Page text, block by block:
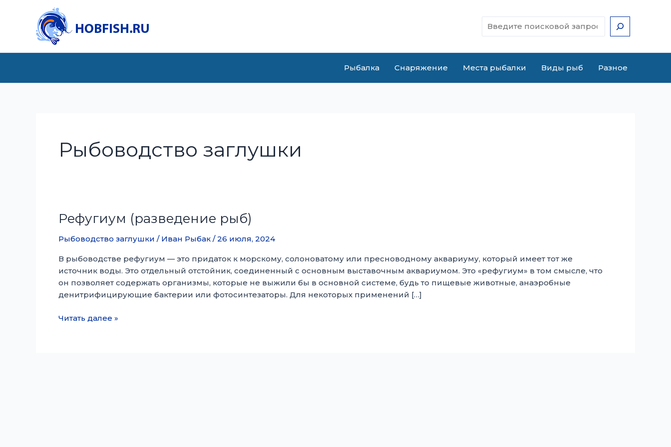
содержимому
Рыбалка Снаряжение Места рыбалки Виды рыб Разное
Рыбоводство заглушки
Рефугиум (разведение рыб)
Рыбоводство заглушки / Иван Рыбак /26 июля, 2024
В рыбоводстве рефугиум — это придаток к морскому, солоноватому или пресноводному аквариуму, который имеет тот же
источник воды. Это отдельный отстойник, соединенный с основным выставочным аквариумом. Это «рефугиум» в том смысле, что
он позволяет содержать организмы, которые не выжили бы в основной системе, будь то пищевые животные, анаэробные
денитрифицирующие бактерии или фотосинтезаторы. Для некоторых применений […]
Рефугиум
Читать далее »